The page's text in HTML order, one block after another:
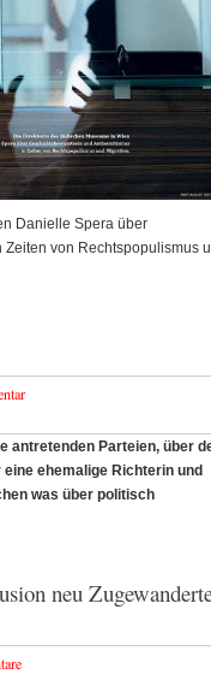
Danielle Spera über
von Rechtspopulismus
antretenden Parteien, über
ehemalige Richterin und
was über politisch
neu